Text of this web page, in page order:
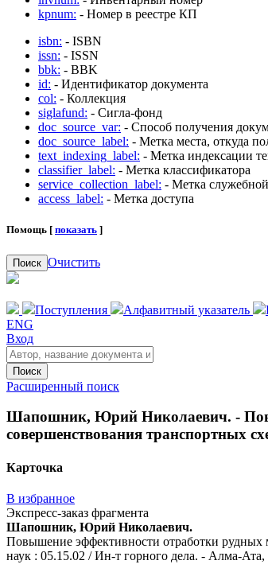
kpnum: - Номер в реестре КП
isbn: - ISBN
issn: - ISSN
bbk: - BBK
id: - Идентификатор документа
col: - Коллекция
siglafund: - Сигла-фонд
doc_source_var: - Способ получения
doc_source_label: - Метка места, откуда
text_indexing_label: - Метка индексации
classifier_label: - Метка классификатора
service_collection_label: - Метка
access_label: - Метка доступа
Помощь [ показать ]
Поиск Очистить
Поступления Алфавитный указатель
ENG
Вход
Поиск
Расширенный поиск
Шапошник, Юрий Николаевич. -
совершенствования транспортных
Карточка
В избранное
Экспресс-заказ фрагмента
Шапошник, Юрий Николаевич.
Повышение эффективности отработки рудных
наук : 05.15.02 / Ин-т горного дела. - Алма-Ата,